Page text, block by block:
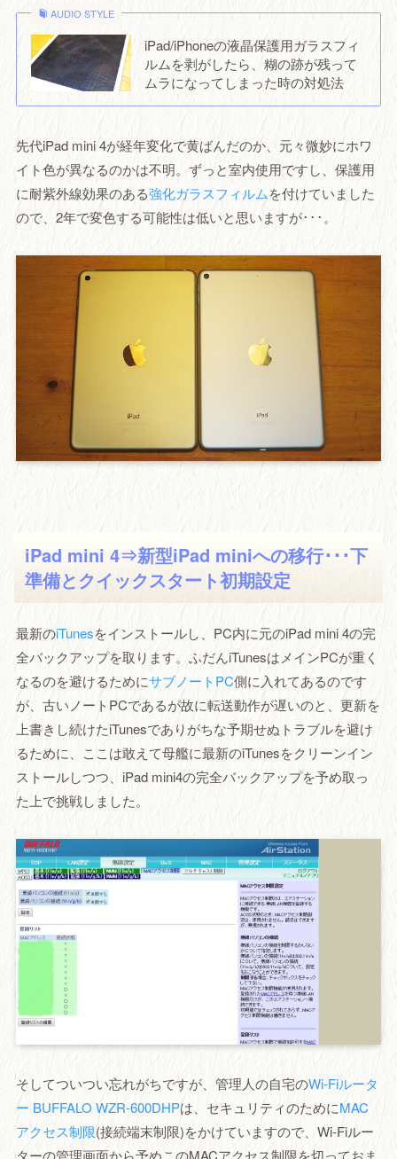
AUDIO STYLE
iPad/iPhoneの液晶保護用ガラスフィ
ルムを剥がしたら、糊の跡が残って
ムラになってしまった時の対処法
先代iPad mini 4が経年変化で黄ばんだのか、元々微妙にホワ
イト色が異なるのかは不明。ずっと室内使用ですし、保護用
に耐紫外線効果のある強化ガラスフィルムを付けていました
ので、2年で変色する可能性は低いと思いますが･･･。
iPad mini 4⇒新型iPad miniへの移行･･･下
準備とクイックスタート初期設定
最新のiTunesをインストールし、PC内に元のiPad mini 4の完
全バックアップを取ります。ふだんiTunesはメインPCが重く
なるのを避けるためにサブノートPC側に入れてあるのです
が、古いノートPCであるが故に転送動作が遅いのと、更新を
上書きし続けたiTunesでありがちな予期せぬトラブルを避け
るために、ここは敢えて母艦に最新のiTunesをクリーンイン
ストールしつつ、iPad mini4の完全バックアップを予め取っ
た上で挑戦しました。
そしてついつい忘れがちですが、管理人の自宅のWi-Fiルータ
ー BUFFALO WZR-600DHPは、セキュリティのためにMAC
アクセス制限(接続端末制限)をかけていますので、Wi-Fiルー
ターの管理画面から予めこのMACアクセス制限を切っておま